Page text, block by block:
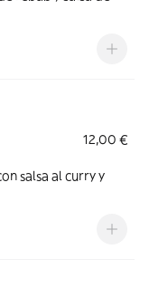
12,00 €
salsa al curry y